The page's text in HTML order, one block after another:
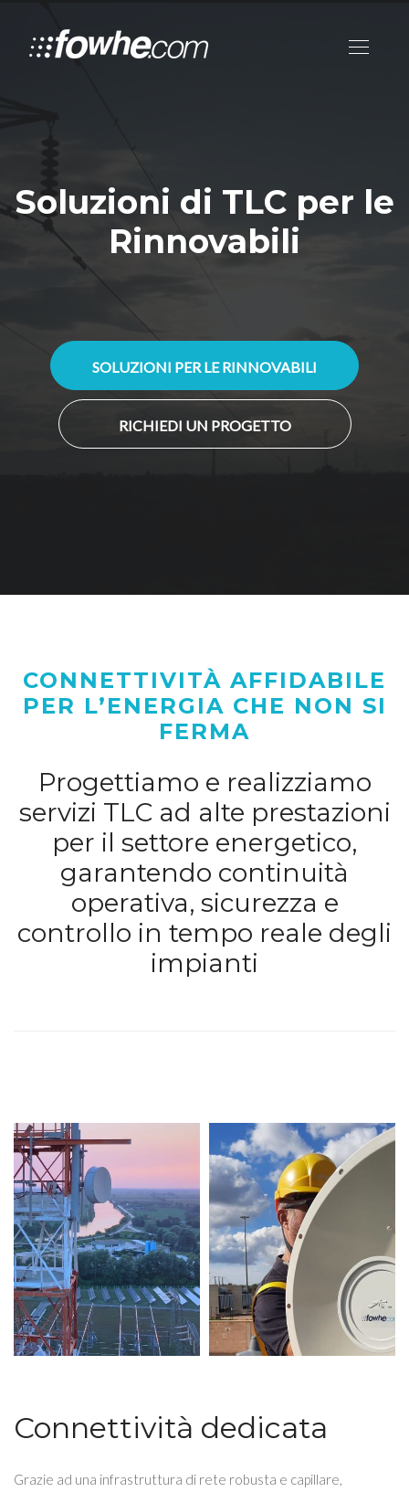
Soluzioni di TLC per le
Rinnovabili
SOLUZIONI PER LE RINNOVABILI
RICHIEDI UN PROGETTO
CONNETTIVITÀ AFFIDABILE
PER L’ENERGIA CHE NON SI
FERMA
Progettiamo e realizziamo
servizi TLC ad alte prestazioni
per il settore energetico,
garantendo continuità
operativa, sicurezza e
controllo in tempo reale degli
impianti
Connettività dedicata
Grazie ad una infrastruttura di rete robusta e capillare,